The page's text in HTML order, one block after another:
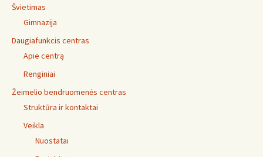
Švietimas
Gimnazija
Daugiafunkcis centras
Apie centrą
Renginiai
Žeimelio bendruomenės centras
Struktūra ir kontaktai
Veikla
Nuostatai